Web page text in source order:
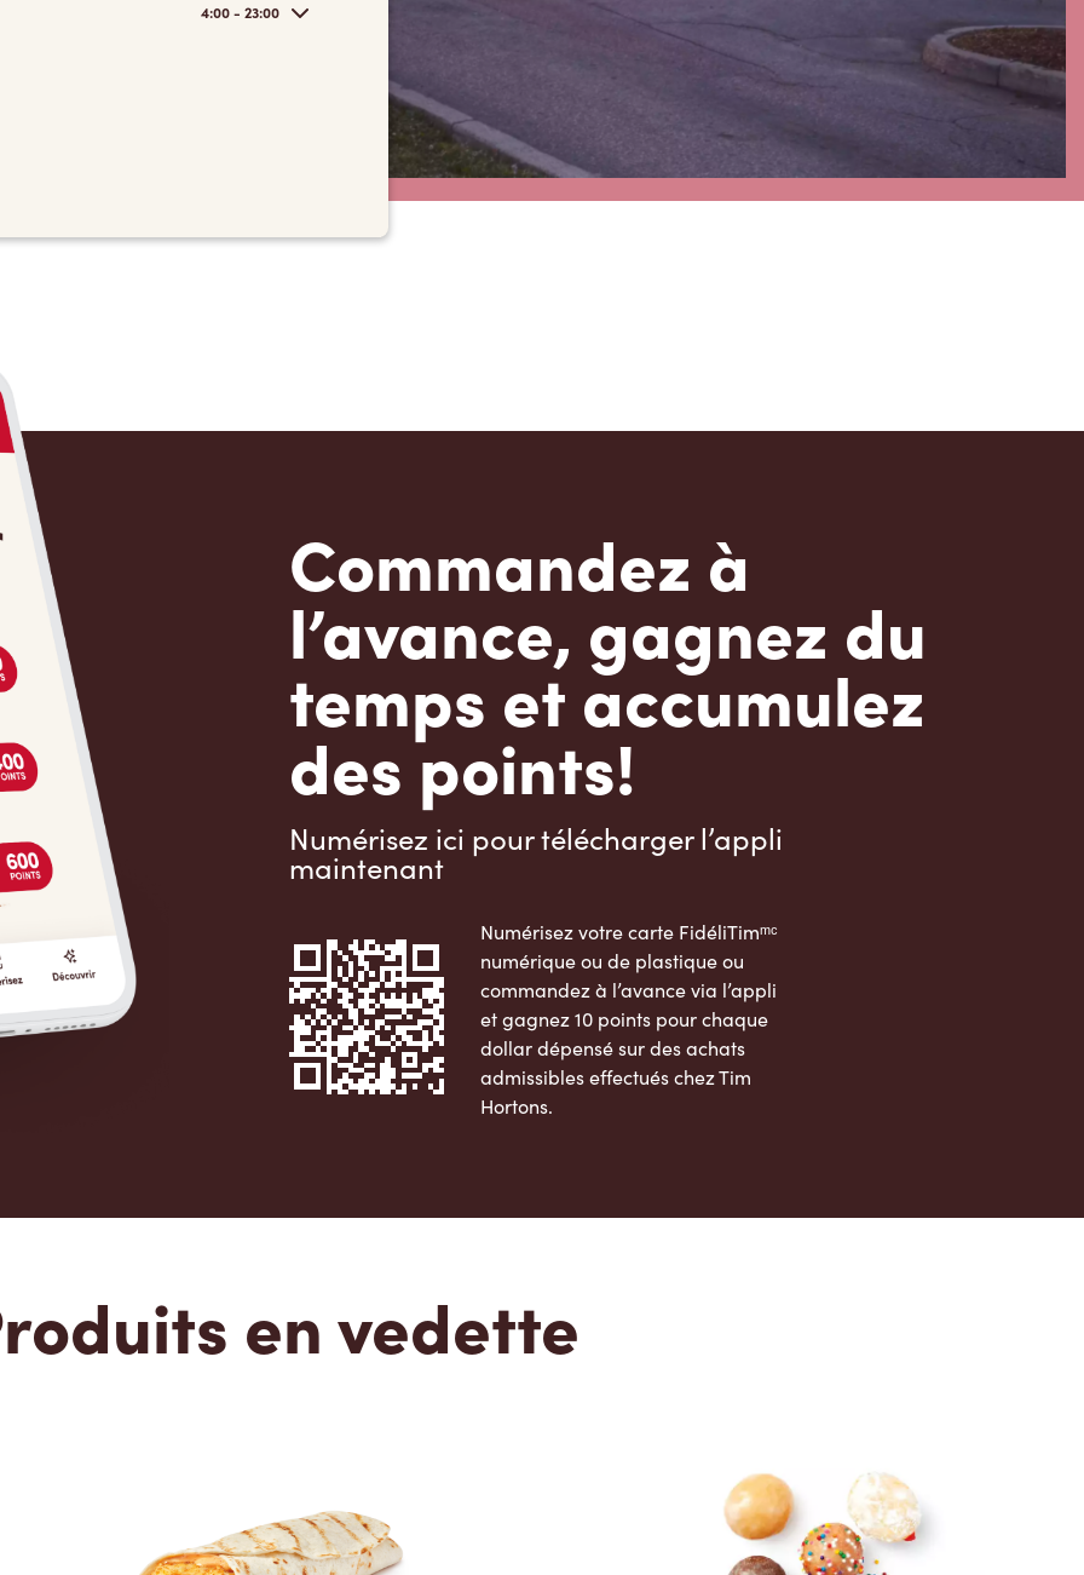
4:00 - 23:00
Commandez à
l’avance, gagnez du
temps et accumulez
des points!
Numérisez ici pour télécharger l’appli
maintenant
Numérisez votre carte FidéliTimᵐᶜ
numérique ou de plastique ou
commandez à l’avance via l’appli
et gagnez 10 points pour chaque
dollar dépensé sur des achats
admissibles effectués chez Tim
Hortons.
en vedette